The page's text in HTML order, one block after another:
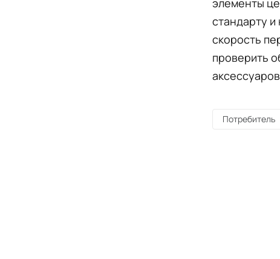
элементы
стандарту и
скорость
проверить
Потребитель